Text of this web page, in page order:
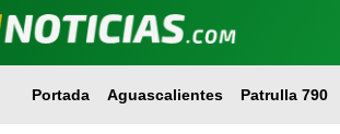
Portada Aguascalientes Patrulla 790